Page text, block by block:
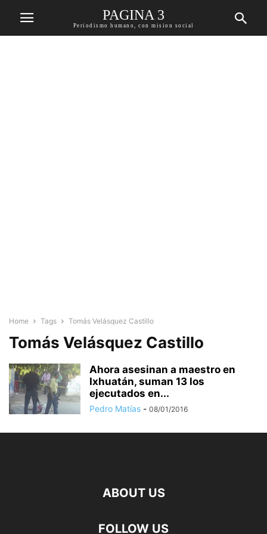
PAGINA 3
Periodismo humano, con mision social
Home Tags Tomás Velásquez Castillo
Tomás Velásquez Castillo
Ahora asesinan a maestro en
Ixhuatán, suman 13 los
ejecutados en...
Pedro Matías - 08/01/2016
ABOUT US
FOLLOW US